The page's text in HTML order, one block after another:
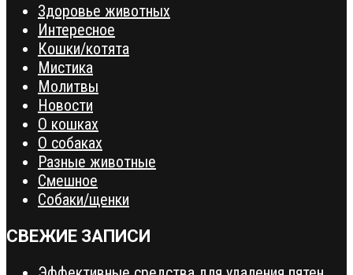
Здоровье животных
Интересное
Кошки/котята
Мистика
Молитвы
Новости
О кошках
О собаках
Разные животные
Смешное
Собаки/щенки
СВЕЖИЕ ЗАПИСИ